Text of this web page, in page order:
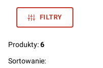
FILTRY
Produkty:6
Lista produktów
Sortowanie: